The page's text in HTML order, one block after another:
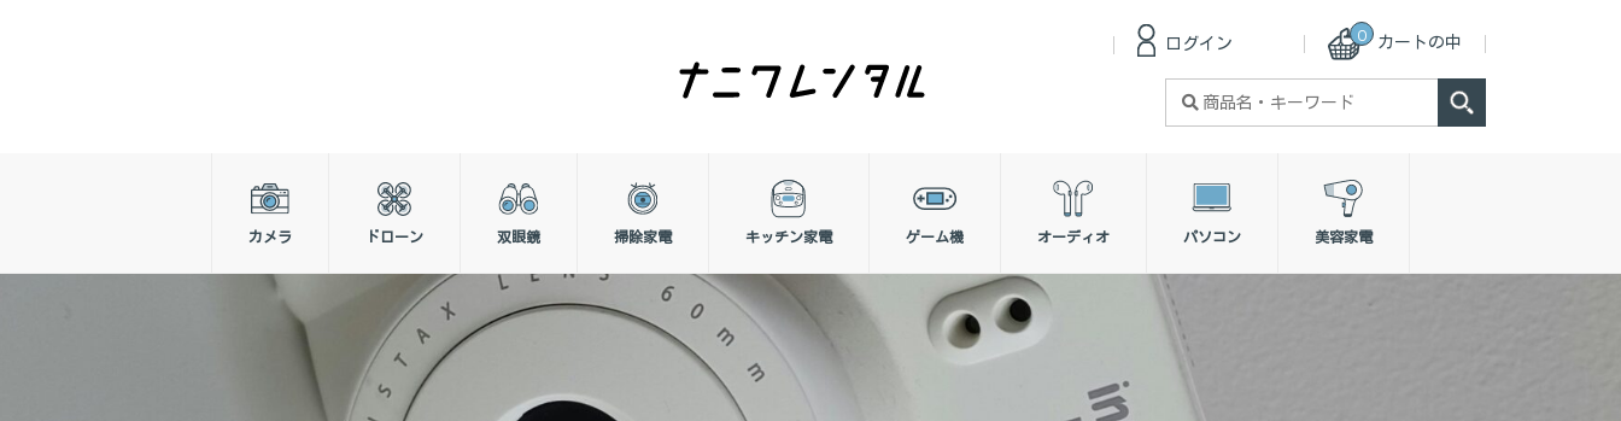
カートの中
0
ログイン
カメラ ドローン 双眼鏡 掃除家電 キッチン家電 ゲーム機 オーディオ パソコン 美容家電